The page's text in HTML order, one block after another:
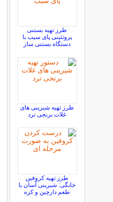
طرز تهیه بستنی
پروتئینی پای سیب با
دستگاه بستنی ساز
طرز تهیه شیرینی های
غلات برنجی ترد
طرز تهیه کروفین
خانگی: شیرینی آسان با
طعم دارچین و کره